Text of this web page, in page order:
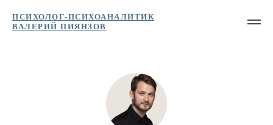
ПСИХОЛОГ-ПСИХОАНАЛИТИК
ВАЛЕРИЙ ПИЯНЗОВ